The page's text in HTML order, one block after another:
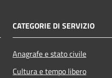
CATEGORIE DI SERVIZIO
Anagrafe e stato civile
Cultura e tempo libero